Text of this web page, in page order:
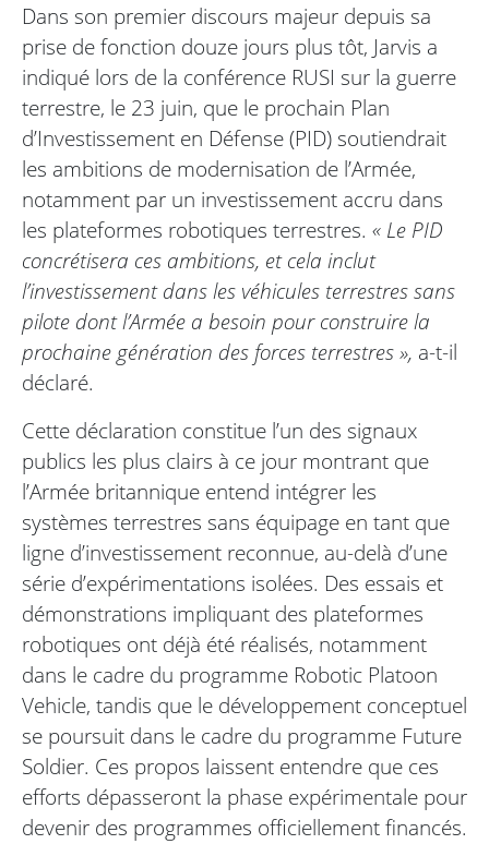
Dans son premier discours majeur depuis sa
prise de fonction douze jours plus tôt, Jarvis a
indiqué lors de la conférence RUSI sur la guerre
terrestre, le 23 juin, que le prochain Plan
d’Investissement en Défense (PID) soutiendrait
les ambitions de modernisation de l’Armée,
notamment par un investissement accru dans
les plateformes robotiques terrestres. « Le PID
concrétisera ces ambitions, et cela inclut
l’investissement dans les véhicules terrestres sans
pilote dont l’Armée a besoin pour construire la
prochaine génération des forces terrestres », a-t-il
déclaré.
Cette déclaration constitue l’un des signaux
publics les plus clairs à ce jour montrant que
l’Armée britannique entend intégrer les
systèmes terrestres sans équipage en tant que
ligne d’investissement reconnue, au-delà d’une
série d’expérimentations isolées. Des essais et
démonstrations impliquant des plateformes
robotiques ont déjà été réalisés, notamment
dans le cadre du programme Robotic Platoon
Vehicle, tandis que le développement conceptuel
se poursuit dans le cadre du programme Future
Soldier. Ces propos laissent entendre que ces
efforts dépasseront la phase expérimentale pour
devenir des programmes officiellement financés.